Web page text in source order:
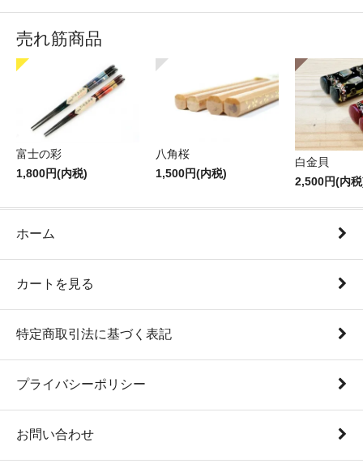
売れ筋商品
富士の彩
1,800円(内税)
八角桜
1,500円(内税)
白金貝
2,500円(内
ホーム
カートを見る
特定商取引法に基づく表記
プライバシーポリシー
お問い合わせ